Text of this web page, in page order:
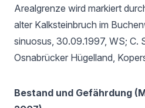
Arealgrenze wird markiert
alter Kalksteinbruch im
sinuosus, 30.09.1997, WS; C.
Osnabrücker Hügelland,
Bestand und Gefährdung